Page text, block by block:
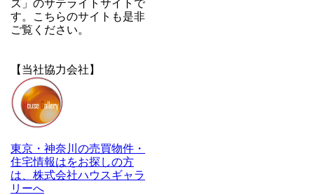
ズ」のサテライトサイトで
す。こちらのサイトも是非
ご覧ください。
【当社協力会社】
東京・神奈川の売買物件・
住宅情報はをお探しの方
は、株式会社ハウスギャラ
リーへ